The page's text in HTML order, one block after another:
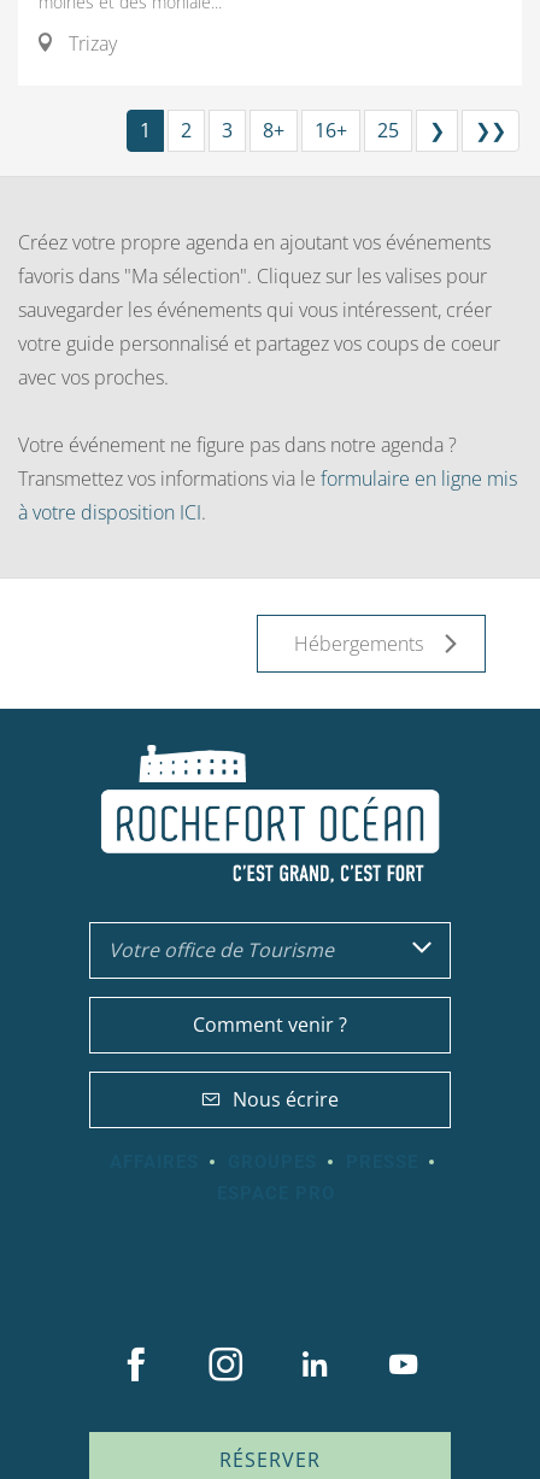
Trizay
1 2 3 8+ 16+ 25 ❯ ❯❯
Créez votre propre agenda en ajoutant vos événements
favoris dans "Ma sélection". Cliquez sur les valises pour
sauvegarder les événements qui vous intéressent, créer
votre guide personnalisé et partagez vos coups de coeur
avec vos proches.
Votre événement ne figure pas dans notre agenda ?
Transmettez vos informations via le formulaire en ligne mis
à votre disposition ICI.
Hébergements
Votre office de Tourisme
Comment venir ?
Nous écrire
RÉSERVER